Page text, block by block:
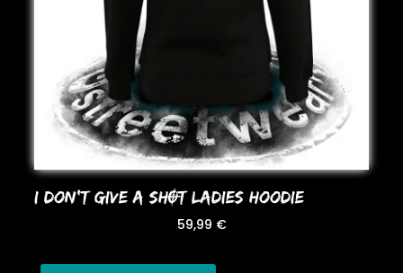
I DoN’T GIVE A SHOT LADIES HooDIE
59,99 €